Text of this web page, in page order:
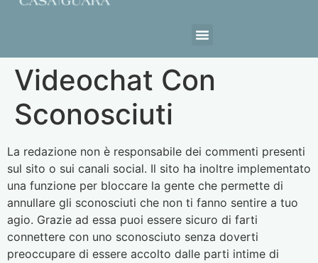
Videochat Con
Sconosciuti
La redazione non è responsabile dei commenti presenti
sul sito o sui canali social. Il sito ha inoltre implementato
una funzione per bloccare la gente che permette di
annullare gli sconosciuti che non ti fanno sentire a tuo
agio. Grazie ad essa puoi essere sicuro di farti
connettere con uno sconosciuto senza doverti
preoccupare di essere accolto dalle parti intime di